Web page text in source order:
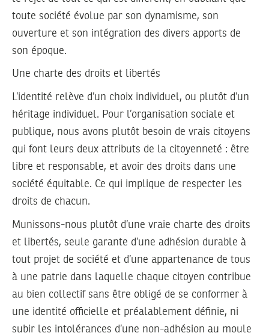
toute société évolue par son dynamisme, son
ouverture et son intégration des divers apports de
son époque.
Une charte des droits et libertés
L’identité relève d’un choix individuel, ou plutôt d’un
héritage individuel. Pour l’organisation sociale et
publique, nous avons plutôt besoin de vrais citoyens
qui font leurs deux attributs de la citoyenneté : être
libre et responsable, et avoir des droits dans une
société équitable. Ce qui implique de respecter les
droits de chacun.
Munissons-nous plutôt d’une vraie charte des droits
et libertés, seule garante d’une adhésion durable à
tout projet de société et d’une appartenance de tous
à une patrie dans laquelle chaque citoyen contribue
au bien collectif sans être obligé de se conformer à
une identité officielle et préalablement définie, ni
subir les intolérances d’une non-adhésion au moule